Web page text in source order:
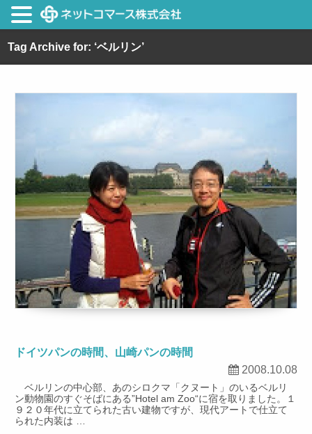
Tag Archive for: ‘ベルリン’
ドイツパンの時間、山崎パンの時間
2008.10.08
ベルリンの中心部、あのシロクマ「クヌート」のいるベルリ
ン動物園のすぐそばにある”Hotel am Zoo“に宿を取りました。１
９２０年代に立てられた古い建物ですが、現代アートで仕立て
られた内装は …